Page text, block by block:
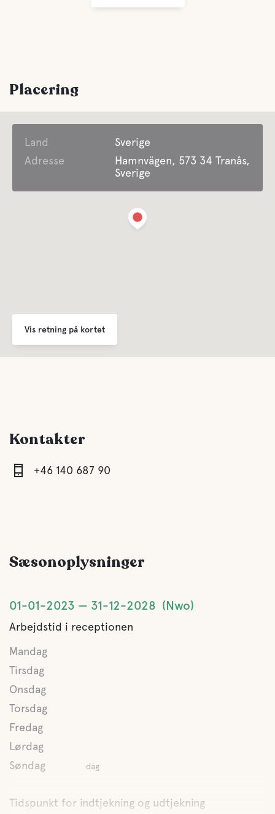
Placering
Land
Sverige
Adresse
Hamnvägen, 573 34 Tranås,
Sverige
Vis retning på kortet
Kontakter
+46 140 687 90
Sæsonoplysninger
01-01-2023 31-12-2028 Nwo
Arbejdstid i receptionen
Mandag
Tirsdag
Onsdag
Torsdag
Fredag
Lørdag
Søndag
dag
Tidspunkt for indtjekning og udtjekning